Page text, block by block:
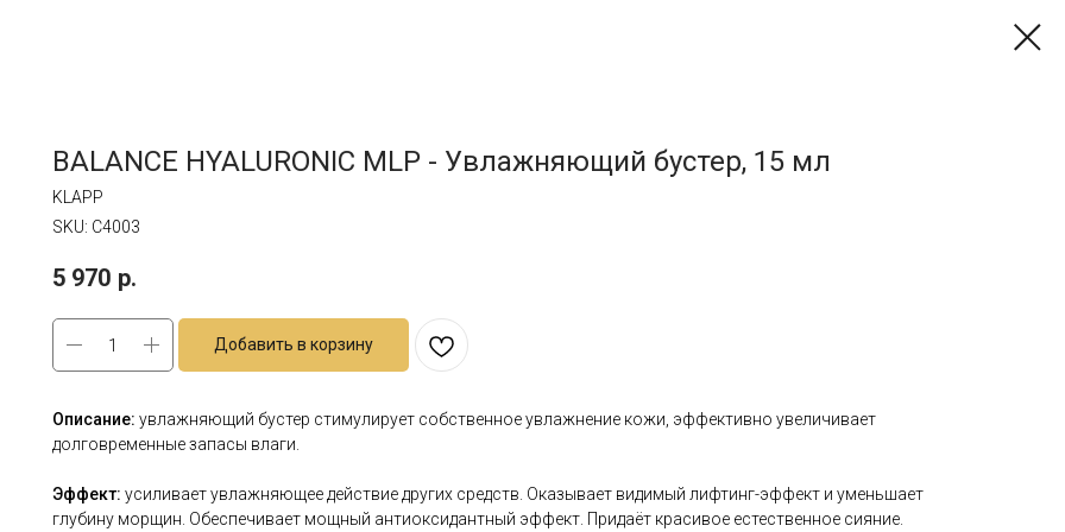
BALANCE HYALURONIC MLP - Увлажняющий бустер, 15 мл
KLAPP
SKU: C4003
5 970 р.
Добавить в корзину
Описание: увлажняющий бустер стимулирует собственное увлажнение кожи, эффективно увеличивает
долговременные запасы влаги.
Эффект: усиливает увлажняющее действие других средств. Оказывает видимый лифтинг-эффект и уменьшает
глубину морщин. Обеспечивает мощный антиоксидантный эффект. Придаёт красивое естественное сияние.